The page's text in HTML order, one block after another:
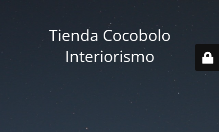
Tienda Cocobolo
Interiorismo